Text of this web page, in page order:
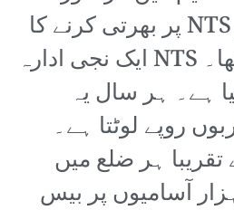
خواتین اساتذہ کو NTS پر بھرتی کرنے کا
اشتہار جاری کیا تھا۔ NTS ایک نجی ادارہ
ہے۔ ہر سال یہ
روپے لوٹتا ہے۔
تقریبا ہر ضلع میں
آسامیوں پر بیس